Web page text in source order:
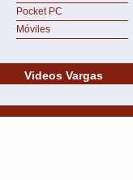
Pocket PC
Móviles
Videos Vargas